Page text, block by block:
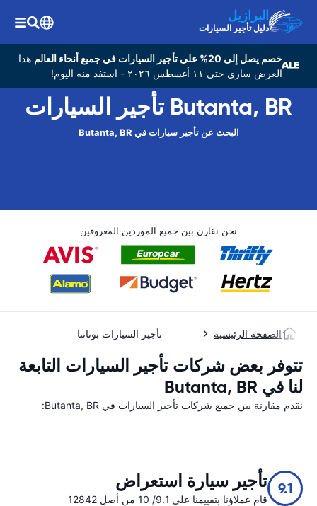
البرازيل
دليل تأجير السيارات
خصم يصل إلى 20% على تأجير السيارات في جميع أنحاء العالم
هذا
العرض ساري حتى ١١ أغسطس ٢٠٢٦ - استفد منه اليوم!
Butanta, BR تأجير السيارات
البحث عن تأجير سيارات في Butanta, BR
نحن نقارن بين جميع الموردين المعروفين
الصفحة الرئيسية تأجير السيارات بوتانتا
تتوفر بعض شركات تأجير السيارات التابعة
لنا في Butanta, BR
نقدم مقارنة بين جميع شركات تأجير السيارات في Butanta, BR:
9.1 تأجير سيارة استعراض
قام عملاؤنا بتقييمنا على 9.1/ 10 من أصل 12842